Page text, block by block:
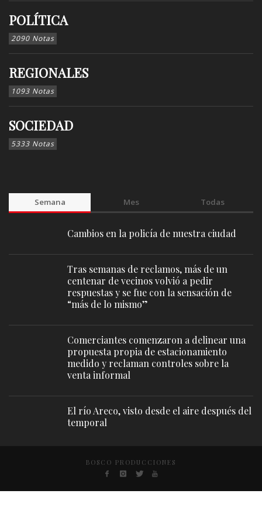
POLÍTICA
2090 Notas
REGIONALES
1093 Notas
SOCIEDAD
5333 Notas
Semana Mes Todas
Cambios en la policía de nuestra ciudad
Tras semanas de reclamos, más de un
centenar de vecinos volvió a pedir
respuestas y se fue con la sensación de
“más de lo mismo”
Comerciantes comenzaron a delinear una
propuesta propia de estacionamiento
medido y reclaman controles sobre la
venta informal
El río Areco, visto desde el aire después del
temporal
BOSCO PRODUCCIONES